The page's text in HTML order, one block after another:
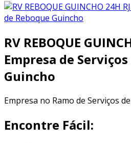
RV REBOQUE
Empresa de
Guincho
Empresa no Ramo de Serviços
Encontre Fácil: